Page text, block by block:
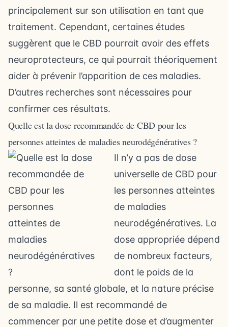
principalement sur son utilisation en tant que
traitement. Cependant, certaines études
suggèrent que le CBD pourrait avoir des effets
neuroprotecteurs, ce qui pourrait théoriquement
aider à prévenir l’apparition de ces maladies.
D’autres recherches sont nécessaires pour
confirmer ces résultats.
Quelle est la dose recommandée de CBD pour les
personnes atteintes de maladies neurodégénératives ?
Il n’y a pas de dose
universelle de CBD pour
les personnes atteintes
de maladies
neurodégénératives. La
dose appropriée dépend
de nombreux facteurs,
dont le poids de la
personne, sa santé globale, et la nature précise
de sa maladie. Il est recommandé de
commencer par une petite dose et d’augmenter